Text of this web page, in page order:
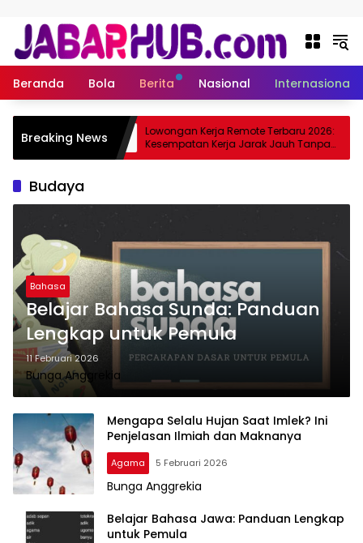
Beranda Bola Berita Nasional Internasional
Breaking News
Ini
Lowongan Kerja Remote Terbaru 2026:
Kesempatan Kerja Jarak Jauh Tanpa
Batas Lokasi
Budaya
Bahasa
Belajar Bahasa Sunda: Panduan
Lengkap untuk Pemula
11 Februari 2026
Bunga Anggrekia
Mengapa Selalu Hujan Saat Imlek? Ini
Penjelasan Ilmiah dan Maknanya
Agama 5 Februari 2026
Bunga Anggrekia
Belajar Bahasa Jawa: Panduan Lengkap
untuk Pemula